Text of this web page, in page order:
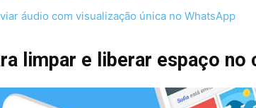
áudio com visualização única no WhatsApp
limpar e liberar espaço no